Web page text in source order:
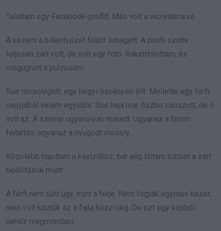
Találtam egy Facebook-profilt. Más volt a vezetékneve.
A kezem a billentyűzet fölött lebegett. A profil szinte
teljesen zárt volt, de volt egy fotó. Rákattintottam, és
megugrott a pulzusom.
Sue mosolygott, egy hegyi ösvényen állt. Mellette egy férfi,
nagyjából velem egyidős. Sue haja már őszbe csúszott, de ő
volt az. A szeme ugyanolyan maradt. Ugyanaz a finom
fejtartás, ugyanaz a nyugodt mosoly.
Közelebb hajoltam a kijelzőhöz, bár alig láttam többet a zárt
beállítások miatt.
A férfi nem tűnt úgy, mint a férje. Nem fogták egymás kezét,
nem volt köztük az a fajta közelség. De ezt egy képből
nehéz megmondani.